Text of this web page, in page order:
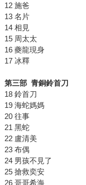
12 施爸
13 名片
14 相見
15 周太太
16 夔龍現身
17 冰釋
第三部 青銅鈴首刀
18 鈴首刀
19 海蛇媽媽
20 往事
21 黑蛇
22 盧清美
23 布偶
24 男孩不見了
25 搶救奕安
26 哥哥希海